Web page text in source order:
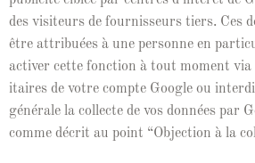
des vis­i­teurs de four­nisseurs tiers. Ces
être attribuées à une per­son­ne en
ac­tiv­er cette fonc­tion à tout moment
i­taires de votre compte Google ou
générale la col­lecte de vos don­nées par
comme décrit au point “Objec­tion à la